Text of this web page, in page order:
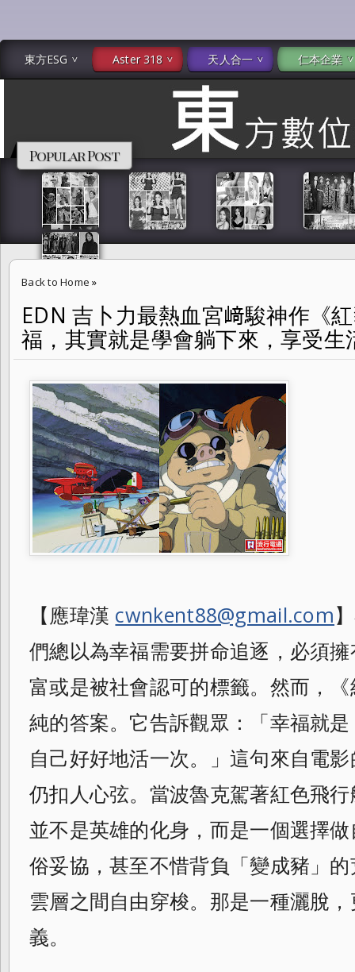
東方ESG Aster 318 天人合一 仁本企業
Popular Post
Back to Home »
EDN 吉卜力最熱血宮﨑駿神作《紅豬》現正熱映中！「 幸福，其實就
符。」
EDN 吉卜力最熱血宮﨑駿神作《
福，其實就是學會躺下來，享受
【應瑋漢 cwnkent88@gmail.com
們總以為幸福需要拼命追逐，必須
富或是被社會認可的標籤。然而，
純的答案。它告訴觀眾：「幸福就
自己好好地活一次。」這句來自電
仍扣人心弦。當波魯克駕著紅色飛
並不是英雄的化身，而是一個選擇
俗妥協，甚至不惜背負「變成豬」
雲層之間自由穿梭。那是一種灑脫
義。